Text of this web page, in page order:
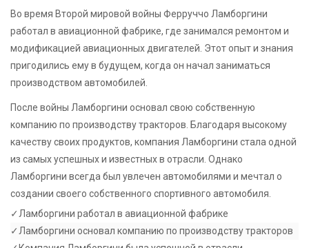
Во время Второй мировой войны Ферруччо Ламборгини
работал в авиационной фабрике, где занимался ремонтом и
модификацией авиационных двигателей. Этот опыт и знания
пригодились ему в будущем, когда он начал заниматься
производством автомобилей.
После войны Ламборгини основал свою собственную
компанию по производству тракторов. Благодаря высокому
качеству своих продуктов, компания Ламборгини стала одной
из самых успешных и известных в отрасли. Однако
Ламборгини всегда был увлечен автомобилями и мечтал о
создании своего собственного спортивного автомобиля.
✓Ламборгини работал в авиационной фабрике
✓Ламборгини основал компанию по производству тракторов